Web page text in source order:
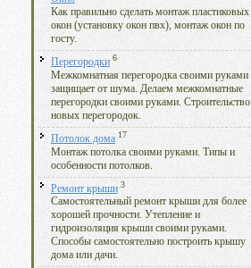
Как правильно сделать монтаж пластиковых
окон (установку окон пвх), монтаж окон по
госту.
Перегородки 6
Межкомнатная перегородка своими руками
защищает от шума. Делаем межкомнатные
перегородки своими руками. Строительство
новых перегородок.
Потолок дома 17
Монтаж потолка своими руками. Типы и
особенности потолков.
Ремонт крыши 3
Самостоятельный ремонт крыши для более
хорошей прочности. Утепление и
гидроизоляция крыши своими руками.
Способы самостоятельно построить крышу
дома или дачи.